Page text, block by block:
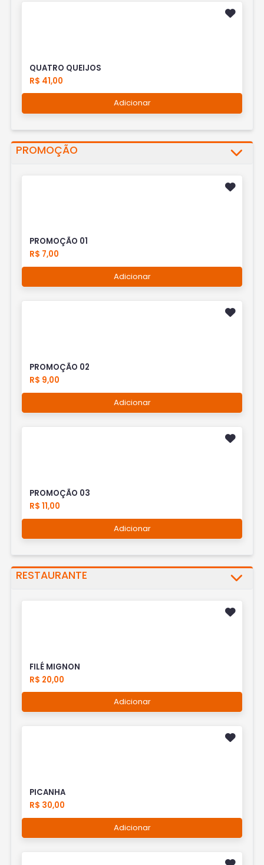
QUATRO QUEIJOS
R$ 41,00
Adicionar
PROMOÇÃO
PROMOÇÃO 01
R$ 7,00
Adicionar
PROMOÇÃO 02
R$ 9,00
Adicionar
PROMOÇÃO 03
R$ 11,00
Adicionar
RESTAURANTE
FILÉ MIGNON
R$ 20,00
Adicionar
PICANHA
R$ 30,00
Adicionar